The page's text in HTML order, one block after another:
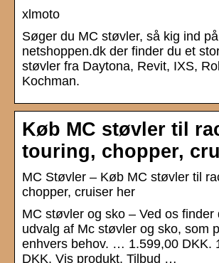
xlmoto
Søger du MC støvler, så kig ind
netshoppen.dk der finder du et
støvler fra Daytona, Revit, IXS,
Kochman.
Køb MC støvler til
touring, chopper,
MC Støvler – Køb MC støvler til
chopper, cruiser her
MC støvler og sko – Ved os finder
udvalg af Mc støvler og sko, som
enhvers behov. … 1.599,00 DKK.
DKK. Vis produkt. Tilbud …